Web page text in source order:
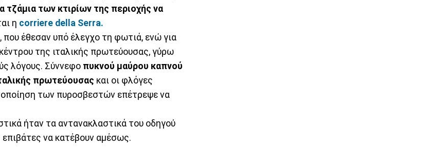
τζάμια των κτιρίων της περιοχής να
η corriere della Serra.
έθεσαν υπό έλεγχο τη φωτιά, ενώ για
της ιταλικής πρωτεύουσας, γύρω
λόγους. Σύννεφο πυκνού μαύρου καπνού
πρωτεύουσας και οι φλόγες
των πυροσβεστών επέτρεψε να
ήταν τα αντανακλαστικά του οδηγού
να κατέβουν αμέσως.